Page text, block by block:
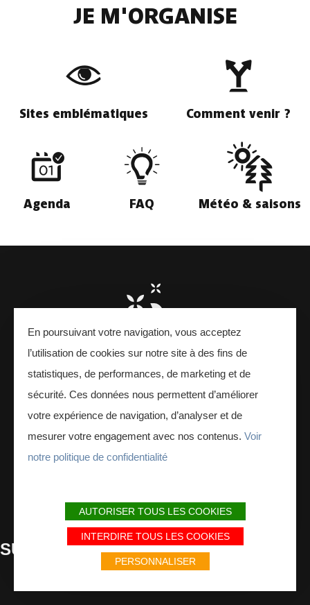
JE M'ORGANISE
Sites emblématiques Comment venir ?
Agenda FAQ Météo & saisons
Interreg - Ardenne
24 Place Ducale,
08000 Charleville-Mézières, France
SUIVEZ -NOUS
En poursuivant votre navigation, vous acceptez
l’utilisation de cookies sur notre site à des fins de
statistiques, de performances, de marketing et de
sécurité. Ces données nous permettent d’améliorer
votre expérience de navigation, d’analyser et de
mesurer votre engagement avec nos contenus. Voir
notre politique de confidentialité
AUTORISER TOUS LES COOKIES
INTERDIRE TOUS LES COOKIES
PERSONNALISER